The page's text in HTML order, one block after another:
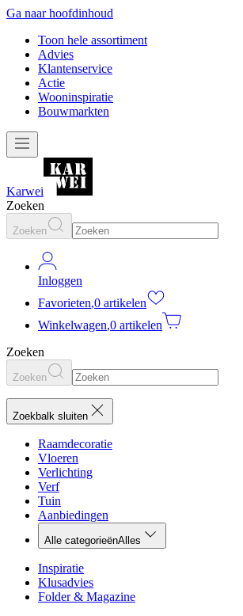
Ga naar hoofdinhoud
Toon hele assortiment
Advies
Klantenservice
Actie
Wooninspiratie
Bouwmarkten
Karwei
Zoeken
Zoeken
Inloggen
Favorieten,0 artikelen
Winkelwagen,0 artikelen
Zoeken
Zoeken
Zoekbalk sluiten
Raamdecoratie
Vloeren
Verlichting
Verf
Tuin
Aanbiedingen
Alle categorieënAlles
Inspiratie
Klusadvies
Folder & Magazine